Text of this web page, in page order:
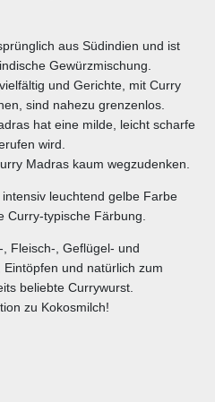
aus Südindien und ist
Gewürzmischung.
und Gerichte, mit Curry
sind nahezu grenzenlos.
hat eine milde, leicht scharfe
wird.
Madras kaum wegzudenken.
leuchtend gelbe Farbe
Curry-typische Färbung.
Fleisch-, Geflügel- und
und natürlich zum
beliebte Currywurst.
zu Kokosmilch!